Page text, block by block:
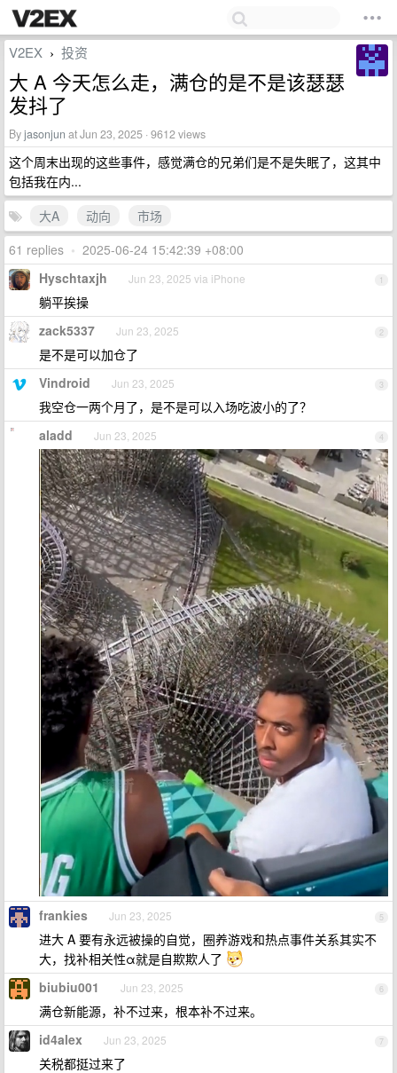
V2EX › 投资
大 A 今天怎么走，满仓的是不是该瑟瑟
发抖了
Byjasonjun at Jun 23, 2025 · 9612 views
这个周末出现的这些事件，感觉满仓的兄弟们是不是失眠了，这其中
包括我在内...
大A
动向
市场
61 replies • 2025-06-24 15:42:39 +08:00
1
Hyschtaxjh Jun 23, 2025 via iPhone
躺平挨操
2
zack5337 Jun 23, 2025
是不是可以加仓了
3
Vindroid Jun 23, 2025
我空仓一两个月了，是不是可以入场吃波小的了？
4
aladd Jun 23, 2025
5
frankies Jun 23, 2025
进大 A 要有永远被操的自觉，圈养游戏和热点事件关系其实不
大，找补相关性α就是自欺欺人了
6
biubiu001 Jun 23, 2025
满仓新能源，补不过来，根本补不过来。
7
id4alex Jun 23, 2025
关税都挺过来了